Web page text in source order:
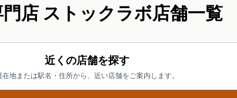
店 ストックラボ店舗一覧
近くの店舗を探す
在地または駅名・住所から、近い店舗をご案内します。